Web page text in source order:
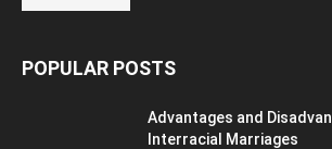
POPULAR POSTS
Advantages and
Interracial Marriages